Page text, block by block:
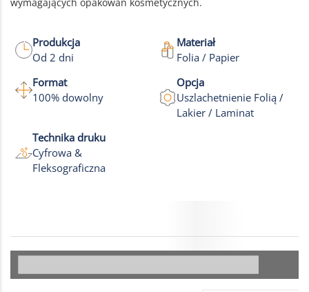
Produkcja
Od 2 dni
Materiał
Folia / Papier
Format
100% dowolny
Opcja
Uszlachetnienie Folią /
Lakier / Laminat
Technika druku
Cyfrowa &
Fleksograficzna